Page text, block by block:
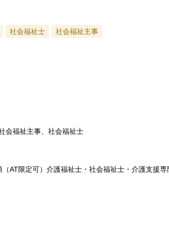
社会福祉士 社会福祉主事
会福祉主事、社会福祉士
AT限定可）介護福祉士・社会福祉士・介護支援